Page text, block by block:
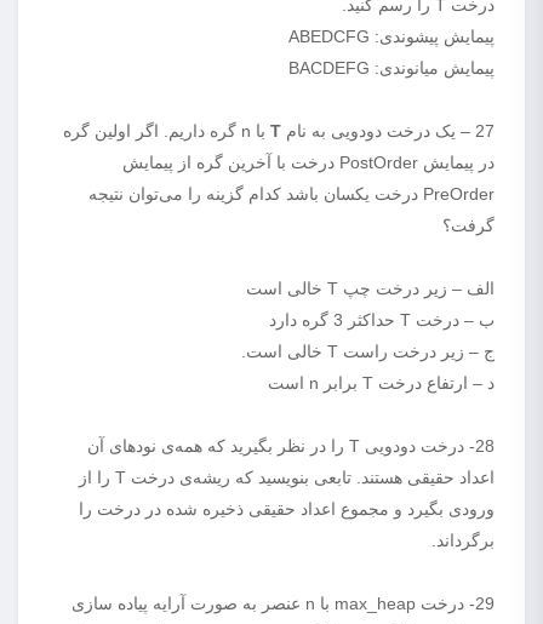
درخت T را رسم کنید.
پیمایش پیشوندی: ABEDCFG
پیمایش میانوندی: BACDEFG
27 – یک درخت دودویی به نام T
با n گره داریم. اگر اولین گره
در پیمایش PostOrder درخت با آخرین گره از پیمایش
PreOrder درخت یکسان باشد کدام گزینه را می‌توان نتیجه
گرفت؟
الف – زیر درخت چپ T خالی است
ب – درخت T حداکثر 3 گره دارد
ج – زیر درخت راست T خالی است.
د – ارتفاع درخت T برابر n است
28- درخت دودویی T را در نظر بگیرید که همه‌ی نودهای آن
اعداد حقیقی هستند. تابعی بنویسید که ریشه‌ی درخت T را از
ورودی بگیرد و مجموع اعداد حقیقی ذخیره شده در درخت را
برگرداند.
29- درخت max_heap با n عنصر به صورت آرایه پیاده سازی